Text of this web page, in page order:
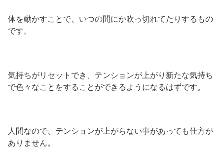
体を動かすことで、いつの間にか吹っ切れてたりするもの
です。
気持ちがリセットでき、テンションが上がり新たな気持ち
で色々なことをすることができるようになるはずです。
人間なので、テンションが上がらない事があっても仕方が
ありません。